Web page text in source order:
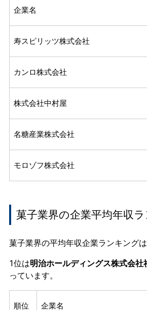
企業名
寿スピリッツ株式会社
カンロ株式会社
株式会社中村屋
名糖産業株式会社
モロゾフ株式会社
菓子業界の企業平均年収
菓子業界の平均年収企業ランキングは
1位は明治ホールディングス株式会社
っています。
順位 企業名